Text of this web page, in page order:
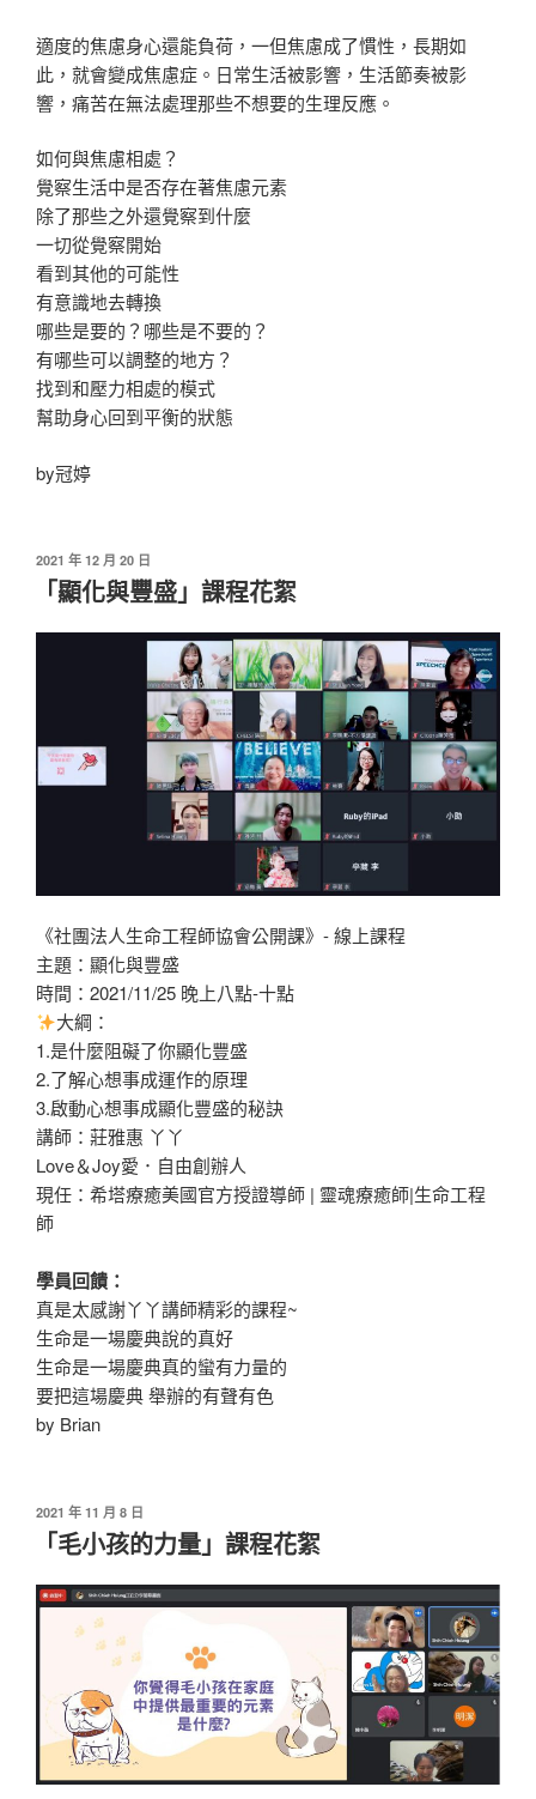
適度的焦慮身心還能負荷，一但焦慮成了慣性，長期如
此，就會變成焦慮症。日常生活被影響，生活節奏被影
響，痛苦在無法處理那些不想要的生理反應。
如何與焦慮相處？
覺察生活中是否存在著焦慮元素
除了那些之外還覺察到什麼
一切從覺察開始
看到其他的可能性
有意識地去轉換
哪些是要的？哪些是不要的？
有哪些可以調整的地方？
找到和壓力相處的模式
幫助身心回到平衡的狀態
by冠婷
發
2021 年 12 月 20 日
「顯化與豐盛」課程花絮
《社團法人生命工程師協會公開課》- 線上課程
主題：顯化與豐盛
時間：2021/11/25 晚上八點-十點
大綱：
1.是什麼阻礙了你顯化豐盛
2.了解心想事成運作的原理
3.啟動心想事成顯化豐盛的秘訣
講師：莊雅惠 丫丫
Love＆Joy愛．自由創辦人
現任：希塔療癒美國官方授證導師 | 靈魂療癒師|生命工程
師
學員回饋：
真是太感謝丫丫講師精彩的課程~
生命是一場慶典說的真好
生命是一場慶典真的蠻有力量的
要把這場慶典 舉辦的有聲有色
by Brian
發
2021 年 11 月 8 日
「毛小孩的力量」課程花絮